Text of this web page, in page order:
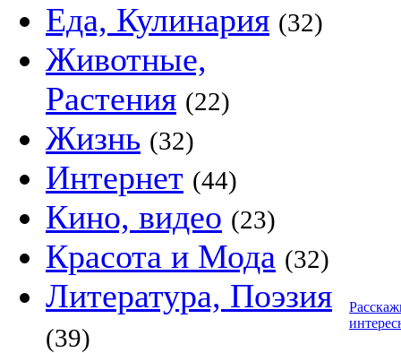
Еда, Кулинария (32)
Животные,
Растения (22)
Жизнь (32)
Интернет (44)
Кино, видео (23)
Красота и Мода (32)
Литература, Поэзия
(39)